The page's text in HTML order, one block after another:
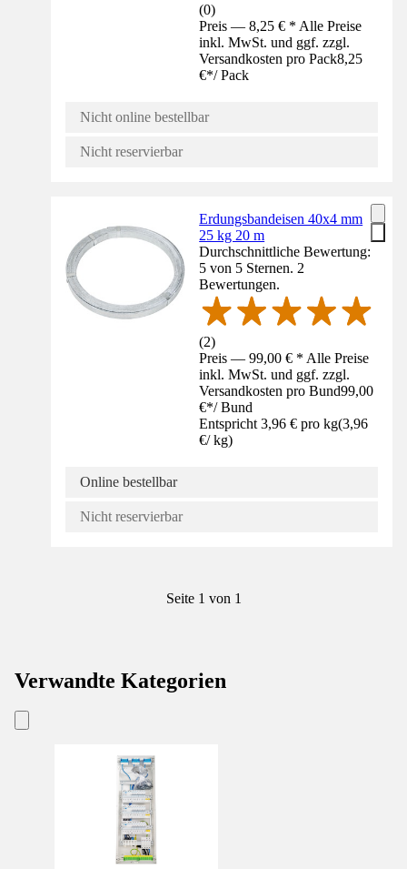
(0)
Preis — 8,25 € * Alle Preise
inkl. MwSt. und ggf. zzgl.
Versandkosten pro Pack8,25
€*/ Pack
Nicht online bestellbar
Nicht reservierbar
Erdungsbandeisen 40x4 mm
25 kg 20 m
Durchschnittliche Bewertung:
5 von 5 Sternen. 2
Bewertungen.
(2)
Preis — 99,00 € * Alle Preise
inkl. MwSt. und ggf. zzgl.
Versandkosten pro Bund99,00
€*/ Bund
Entspricht 3,96 € pro kg(3,96
€/ kg)
Online bestellbar
Nicht reservierbar
Seite 1 von 1
Verwandte Kategorien